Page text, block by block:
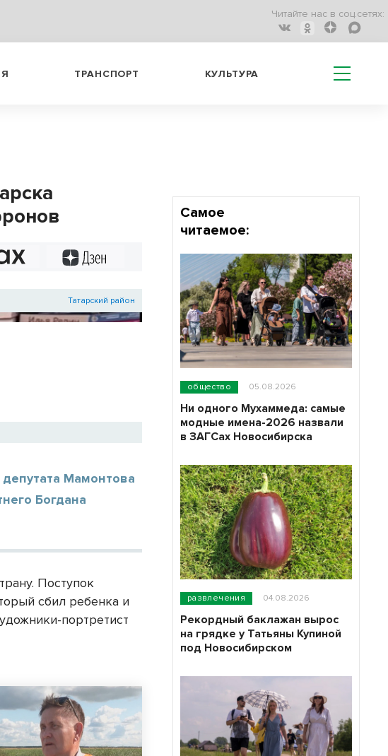
Читайте нас в соц.сетях:
ТРАНСПОРТ КУЛЬТУРА
Татарский район
Мамонтова
Богдана
Поступок
сбил ребенка и
портретист
Самое
читаемое:
общество 05.08.2026
Ни одного Мухаммеда: самые
модные имена-2026 назвали
в ЗАГСах Новосибирска
развлечения 04.08.2026
Рекордный баклажан вырос
на грядке у Татьяны Купиной
под Новосибирском